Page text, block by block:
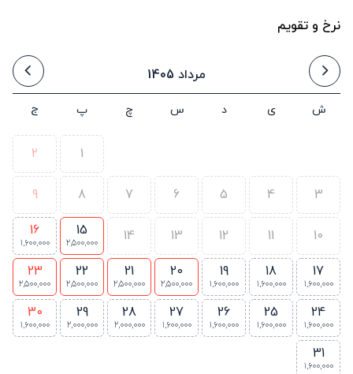
نرخ و تقویم
مرداد 1405
ش ی د س چ پ ج
1
2
3
4
5
6
7
8
9
10
11
12
13
14
15
2,500,000
16
1,600,000
17
1,600,000
18
1,600,000
19
1,600,000
20
2,500,000
21
2,500,000
22
2,500,000
23
2,500,000
24
1,600,000
25
1,600,000
26
1,600,000
27
1,600,000
28
2,000,000
29
2,000,000
30
1,600,000
31
1,600,000